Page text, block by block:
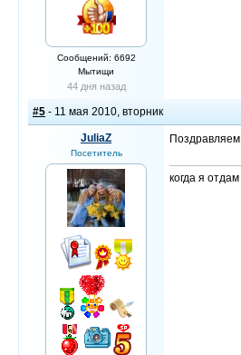
Сообщений: 6692
Мытищи
44 дня назад
#5 - 11 мая 2010, вторник
JuliaZ
Посетитель
когда я